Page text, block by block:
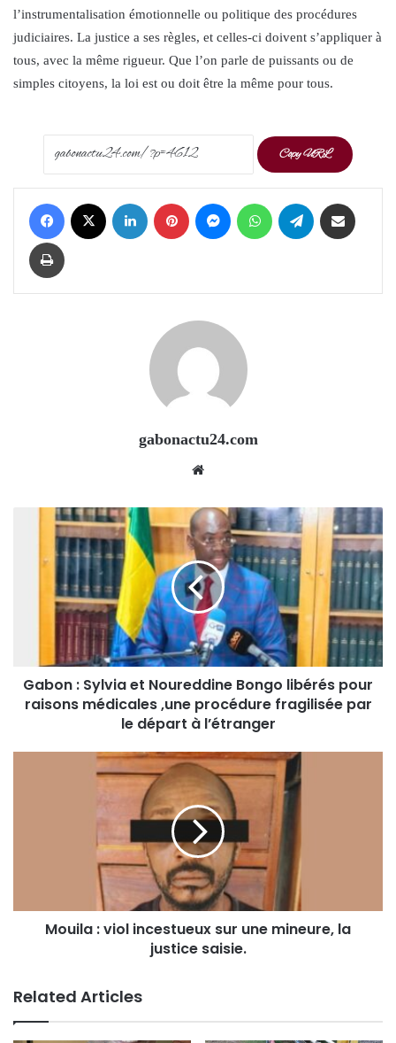
l’instrumentalisation émotionnelle ou politique des procédures
judiciaires. La justice a ses règles, et celles-ci doivent s’appliquer à
tous, avec la même rigueur. Que l’on parle de puissants ou de
simples citoyens, la loi est ou doit être la même pour tous.
Copy URL
Facebook LinkedIn Pinterest Messenger WhatsApp Telegram
Print
gabonactu24.com
Gabon : Sylvia et Noureddine Bongo libérés pour
raisons médicales ,une procédure fragilisée par
le départ à l’étranger
Mouila : viol incestueux sur une mineure, la
justice saisie.
Related Articles